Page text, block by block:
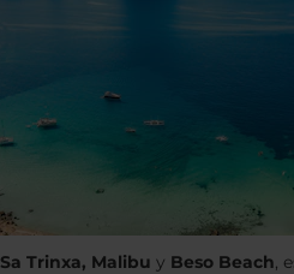
Sa Trinxa, Malibu y Beso Beach,